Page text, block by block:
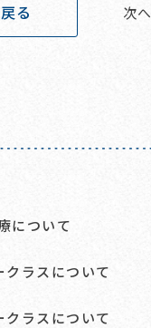
る 次へ
について
ラスについて
ラスについて